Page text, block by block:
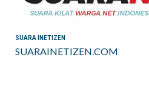
SUARA INETIZEN
SUARAINETIZEN.COM